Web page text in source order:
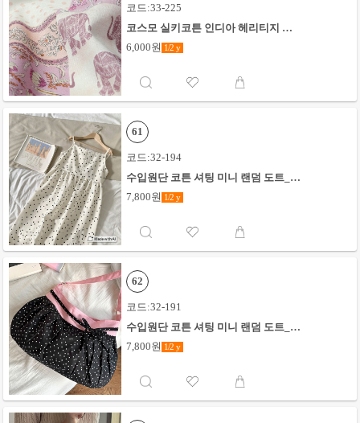
코드:33-225
코스모 실키코튼 인디아 헤리티지 패
6,000원 1/2 y
61
코드:32-194
수입원단 코튼 셔팅 미니 랜덤 도트_아
7,800원 1/2 y
62
코드:32-191
수입원단 코튼 셔팅 미니 랜덤 도트_블
7,800원 1/2 y